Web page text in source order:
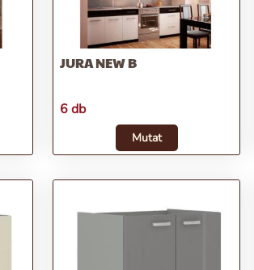
JURA NEW B
6 db
Mutat